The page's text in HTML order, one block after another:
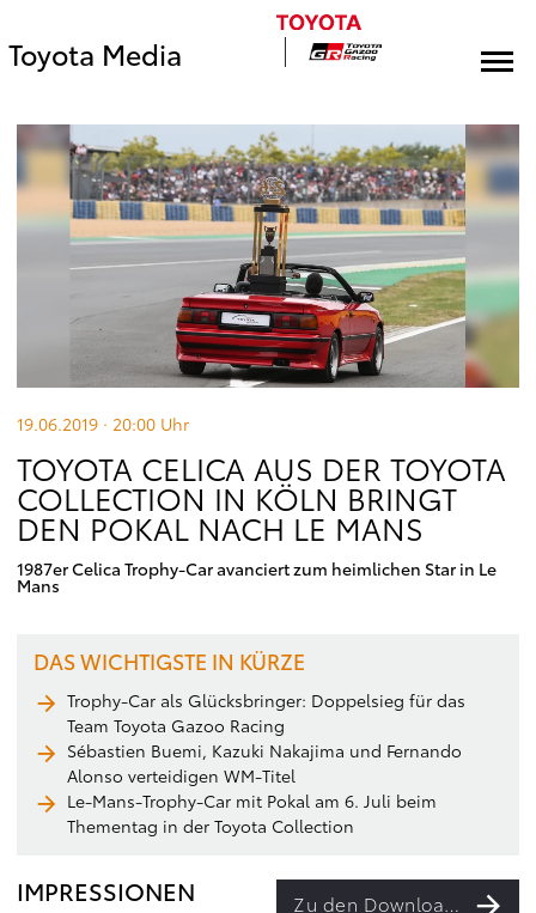
Toyota Media
19.06.2019 · 20:00 Uhr
TOYOTA CELICA AUS DER TOYOTA
COLLECTION IN KÖLN BRINGT
DEN POKAL NACH LE MANS
1987er Celica Trophy-Car avanciert zum heimlichen Star in Le
Mans
DAS WICHTIGSTE IN KÜRZE
Trophy-Car als Glücksbringer: Doppelsieg für das
Team Toyota Gazoo Racing
Sébastien Buemi, Kazuki Nakajima und Fernando
Alonso verteidigen WM-Titel
Le-Mans-Trophy-Car mit Pokal am 6. Juli beim
Thementag in der Toyota Collection
IMPRESSIONEN Zu den Downloads